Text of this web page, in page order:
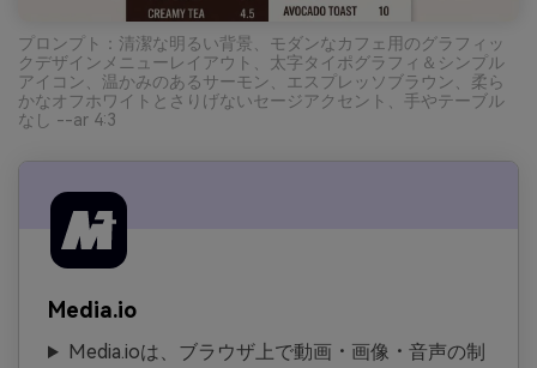
プロンプト：清潔な明るい背景、モダンなカフェ用のグラフィッ
クデザインメニューレイアウト、太字タイポグラフィ＆シンプル
アイコン、温かみのあるサーモン、エスプレッソブラウン、柔ら
かなオフホワイトとさりげないセージアクセント、手やテーブル
なし --ar 4:3
Media.io
Media.ioは、ブラウザ上で動画・画像・音声の制